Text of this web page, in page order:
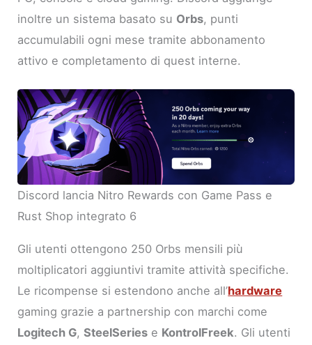
inoltre un sistema basato su Orbs, punti
accumulabili ogni mese tramite abbonamento
attivo e completamento di quest interne.
Discord lancia Nitro Rewards con Game Pass e
Rust Shop integrato 6
Gli utenti ottengono 250 Orbs mensili più
moltiplicatori aggiuntivi tramite attività specifiche.
Le ricompense si estendono anche all’hardware
gaming grazie a partnership con marchi come
Logitech G,SteelSeries e KontrolFreek. Gli utenti